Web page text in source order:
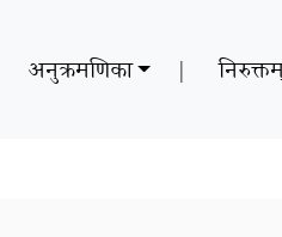
अनुक्रमणिका |